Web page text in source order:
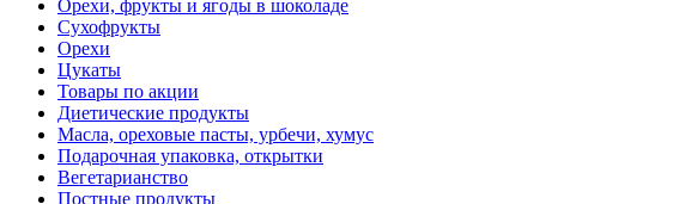
Орехи, фрукты и ягоды в шоколаде
Сухофрукты
Орехи
Цукаты
Товары по акции
Диетические продукты
Масла, ореховые пасты, урбечи, хумус
Подарочная упаковка, открытки
Вегетарианство
Постные продукты